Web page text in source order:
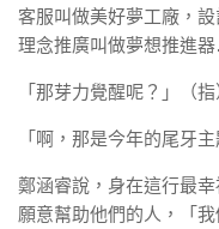
客服叫做美好夢工廠，
理念推廣叫做夢想推進
「那芽力覺醒呢？」（指
「啊，那是今年的尾牙
鄭涵睿說，身在這行最
願意幫助他們的人，「